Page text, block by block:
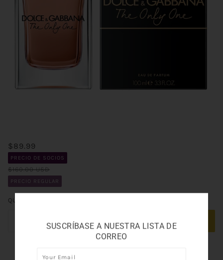
$89.99
PRECIO DE SOCIOS
$160.00 USD
PRECIO REGULAR
QUANTITY
ADD TO CART
SUSCRÍBASE A NUESTRA LISTA DE
CORREO